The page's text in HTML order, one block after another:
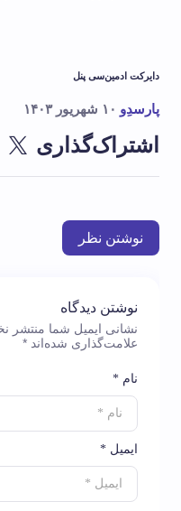
دایرکت ادمینسی پنل
پارسدِو ۱۰ شهریور ۱۴۰۳
اشتراک‌گذاری
نوشتن نظر
نوشتن دیدگاه
نشانی ایمیل شما منتشر
علامت‌گذاری شده‌اند *
نام *
ایمیل *